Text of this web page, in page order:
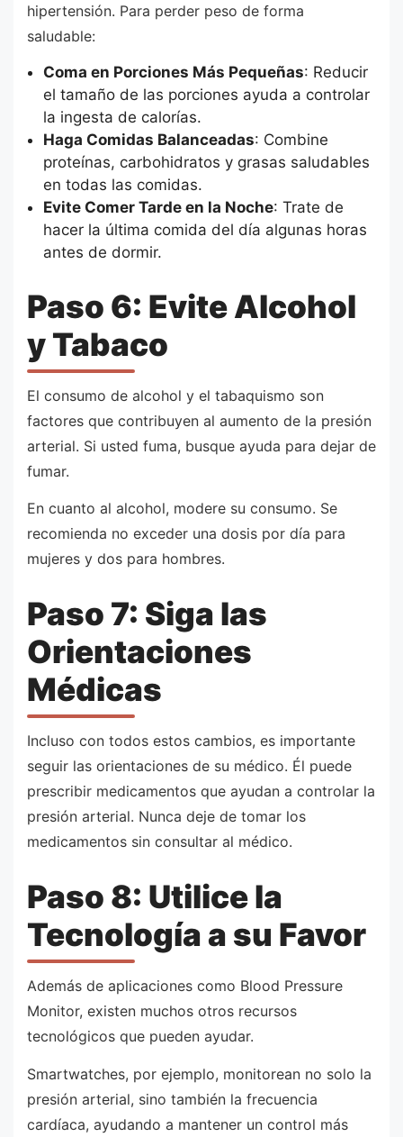
hipertensión. Para perder peso de forma
saludable:
Coma en Porciones Más Pequeñas: Reducir
el tamaño de las porciones ayuda a controlar
la ingesta de calorías.
Haga Comidas Balanceadas: Combine
proteínas, carbohidratos y grasas saludables
en todas las comidas.
Evite Comer Tarde en la Noche: Trate de
hacer la última comida del día algunas horas
antes de dormir.
Paso 6: Evite Alcohol
y Tabaco
El consumo de alcohol y el tabaquismo son
factores que contribuyen al aumento de la presión
arterial. Si usted fuma, busque ayuda para dejar de
fumar.
En cuanto al alcohol, modere su consumo. Se
recomienda no exceder una dosis por día para
mujeres y dos para hombres.
Paso 7: Siga las
Orientaciones
Médicas
Incluso con todos estos cambios, es importante
seguir las orientaciones de su médico. Él puede
prescribir medicamentos que ayudan a controlar la
presión arterial. Nunca deje de tomar los
medicamentos sin consultar al médico.
Paso 8: Utilice la
Tecnología a su Favor
Además de aplicaciones como Blood Pressure
Monitor, existen muchos otros recursos
tecnológicos que pueden ayudar.
Smartwatches, por ejemplo, monitorean no solo la
presión arterial, sino también la frecuencia
cardíaca, ayudando a mantener un control más